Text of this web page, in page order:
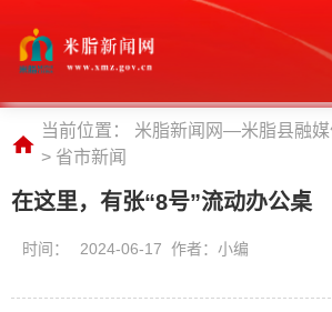
当前位置： 米脂新闻网—米脂县融
> 省市新闻
在这里，有张“8号”流动办公桌
时间： 2024-06-17 作者：小编